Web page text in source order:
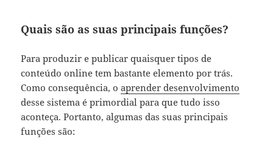
Quais são as suas principais funções?
Para produzir e publicar quaisquer tipos de
conteúdo online tem bastante elemento por trás.
Como consequência, oaprender desenvolvimento
desse sistema é primordial para que tudo isso
aconteça. Portanto, algumas das suas principais
funções são: